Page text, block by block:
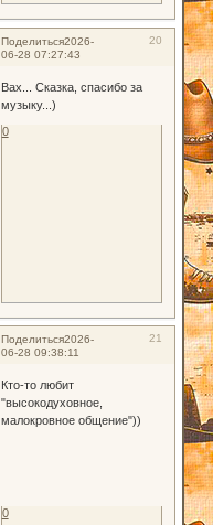
Поделиться 20
2026-
06-28 07:27:43
Вах... Сказка, спасибо за
музыку...)
0
Поделиться 21
2026-
06-28 09:38:11
Кто-то любит
"высокодуховное,
малокровное общение"))
0